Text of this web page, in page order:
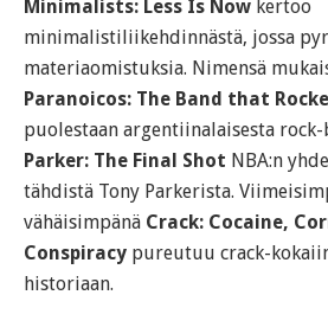
Minimalists: Less Is Now kertoo
minimalistiliikehdinnästä, jossa
materiaomistuksia. Nimensä
Paranoicos: The Band that
puolestaan argentiinalaisesta
Parker: The Final Shot NBA:n
tähdistä Tony Parkerista.
vähäisimpänä Crack: Cocaine,
Conspiracy pureutuu crack-
historiaan.